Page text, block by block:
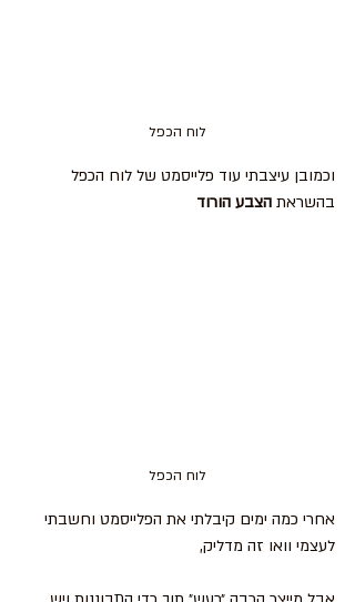
לוח הכפל
וכמובן עיצבתי עוד פלייסמט של לוח הכפל
בהשראת הצבע הורוד
לוח הכפל
אחרי כמה ימים קיבלתי את הפלייסמט וחשבתי
לעצמי וואו זה מדליק,